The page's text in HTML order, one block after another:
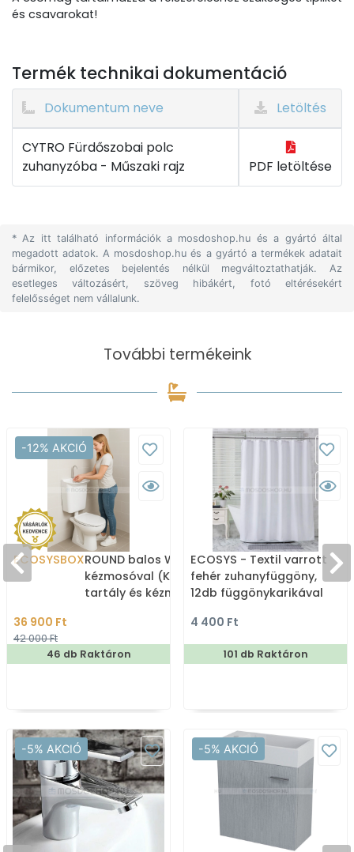
és csavarokat!
Termék technikai dokumentáció
Dokumentum neve Letöltés
CYTRO Fürdőszobai polc
zuhanyzóba - Műszaki rajz
PDF letöltése
* Az itt található információk a mosdoshop.hu és a gyártó által
megadott adatok. A mosdoshop.hu és a gyártó a termékek adatait
bármikor, előzetes bejelentés nélkül megváltoztathatják. Az
esetleges változásért, szöveg hibákért, fotó eltérésekért
felelősséget nem vállalunk.
További termékeink
-12% AKCIÓ
ECOSYSBOXROUND balos WC tartály
kézmosóval (Kombi WC
tartály és kézmosó)
36 900 Ft
42 000 Ft
46 db Raktáron
ECOSYS - Textil varrott
fehér zuhanyfüggöny,
12db függönykarikával
4 400 Ft
101 db Raktáron
-5% AKCIÓ -5% AKCIÓ